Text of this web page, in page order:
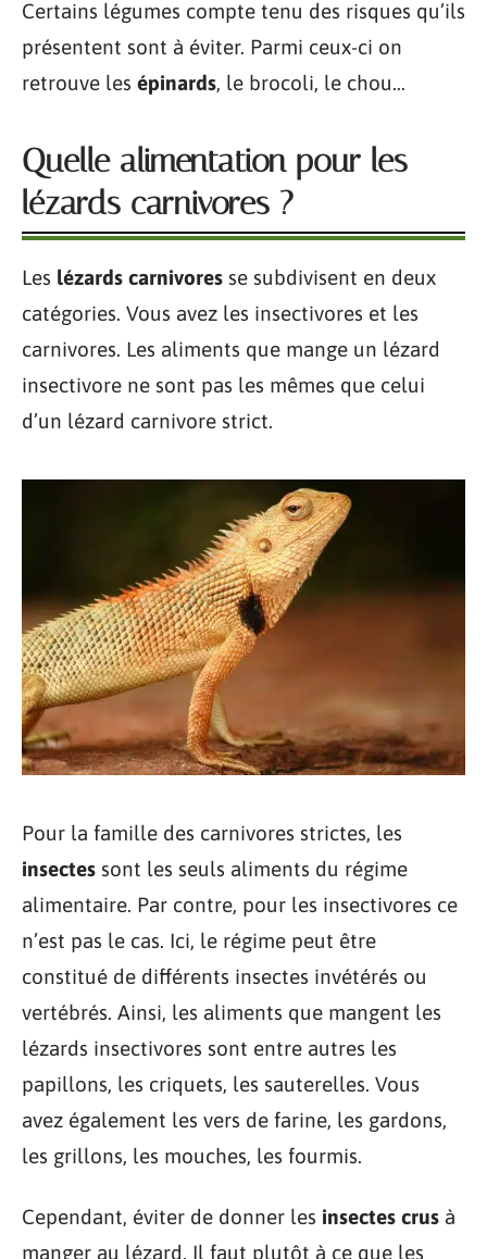
Certains légumes compte tenu des risques qu’ils
présentent sont à éviter. Parmi ceux-ci on
retrouve les épinards, le brocoli, le chou…
Quelle alimentation pour les
lézards carnivores ?
Les lézards carnivores se subdivisent en deux
catégories. Vous avez les insectivores et les
carnivores. Les aliments que mange un lézard
insectivore ne sont pas les mêmes que celui
d’un lézard carnivore strict.
Pour la famille des carnivores strictes, les
insectes sont les seuls aliments du régime
alimentaire. Par contre, pour les insectivores ce
n’est pas le cas. Ici, le régime peut être
constitué de différents insectes invétérés ou
vertébrés. Ainsi, les aliments que mangent les
lézards insectivores sont entre autres les
papillons, les criquets, les sauterelles. Vous
avez également les vers de farine, les gardons,
les grillons, les mouches, les fourmis.
Cependant, éviter de donner les insectes crus à
manger au lézard. Il faut plutôt à ce que les